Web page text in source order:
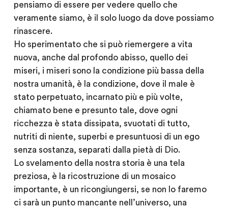
pensiamo di essere per vedere quello che
veramente siamo, è il solo luogo da dove possiamo
rinascere.
Ho sperimentato che si può riemergere a vita
nuova, anche dal profondo abisso, quello dei
miseri, i miseri sono la condizione più bassa della
nostra umanità, è la condizione, dove il male è
stato perpetuato, incarnato più e più volte,
chiamato bene e presunto tale, dove ogni
ricchezza è stata dissipata, svuotati di tutto,
nutriti di niente, superbi e presuntuosi di un ego
senza sostanza, separati dalla pietà di Dio.
Lo svelamento della nostra storia è una tela
preziosa, è la ricostruzione di un mosaico
importante, è un ricongiungersi, se non lo faremo
ci sarà un punto mancante nell’universo, una